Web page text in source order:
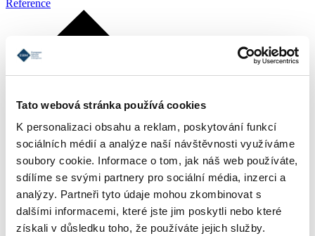
Tato webová stránka používá cookies
K personalizaci obsahu a reklam, poskytování funkcí
sociálních médií a analýze naší návštěvnosti využíváme
soubory cookie. Informace o tom, jak náš web používáte,
sdílíme se svými partnery pro sociální média, inzerci a
analýzy. Partneři tyto údaje mohou zkombinovat s
dalšími informacemi, které jste jim poskytli nebo které
získali v důsledku toho, že používáte jejich služby.
Reference